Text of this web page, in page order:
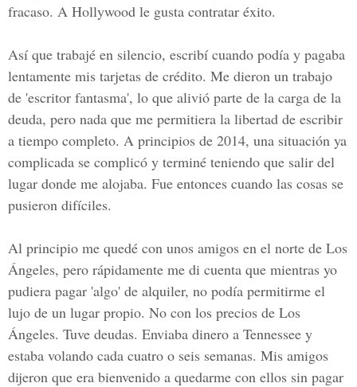
fracaso. A Hollywood le gusta contratar éxito.
Así que trabajé en silencio, escribí cuando podía y pagaba
lentamente mis tarjetas de crédito. Me dieron un trabajo
de 'escritor fantasma', lo que alivió parte de la carga de la
deuda, pero nada que me permitiera la libertad de escribir
a tiempo completo. A principios de 2014, una situación ya
complicada se complicó y terminé teniendo que salir del
lugar donde me alojaba. Fue entonces cuando las cosas se
pusieron difíciles.
Al principio me quedé con unos amigos en el norte de Los
Ángeles, pero rápidamente me di cuenta que mientras yo
pudiera pagar 'algo' de alquiler, no podía permitirme el
lujo de un lugar propio. No con los precios de Los
Ángeles. Tuve deudas. Enviaba dinero a Tennessee y
estaba volando cada cuatro o seis semanas. Mis amigos
dijeron que era bienvenido a quedarme con ellos sin pagar